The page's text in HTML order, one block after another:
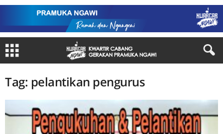
Tag: pelantikan pengurus